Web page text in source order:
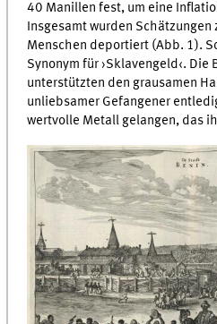
40 Manillen fest, um eine
Insgesamt wurden
Menschen deportiert (Abb. 1).
Synonym für ›Sklavengeld‹. Die
unterstützten den grausamen
unliebsamer Gefangener
wertvolle Metall gelangen, das